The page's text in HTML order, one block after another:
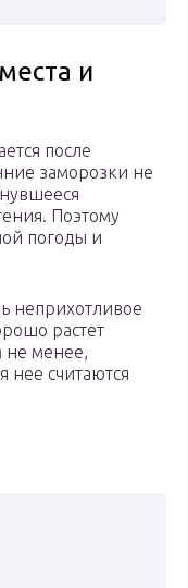
и
после
заморозки не
Поэтому
погоды и
неприхотливое
растет
не менее,
нее считаются